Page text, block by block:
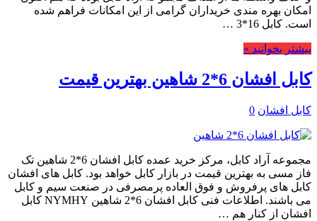
امکان بهره مندی خریداران گرامی از این امکانات فراهم شده
است. کابل 16*3 …
بیشتر بخوانید »
کابل افشان 6*2 شاهین بهترین قیمت
کابل افشان 0
مجموعه آراد کابل، مرکز خرید عمده کابل افشان 6*2 شاهین تک
فاز مسی به بهترین قیمت در بازار کابل خواهد بود. کابل های افشان
کابل های پرفروش و فوق العاده پرمصرفی در صنعت سیم و کابل
می باشند. اطلاعات فنی کابل افشان 6*2 شاهین NYMHY کابل
افشان از کنار هم …